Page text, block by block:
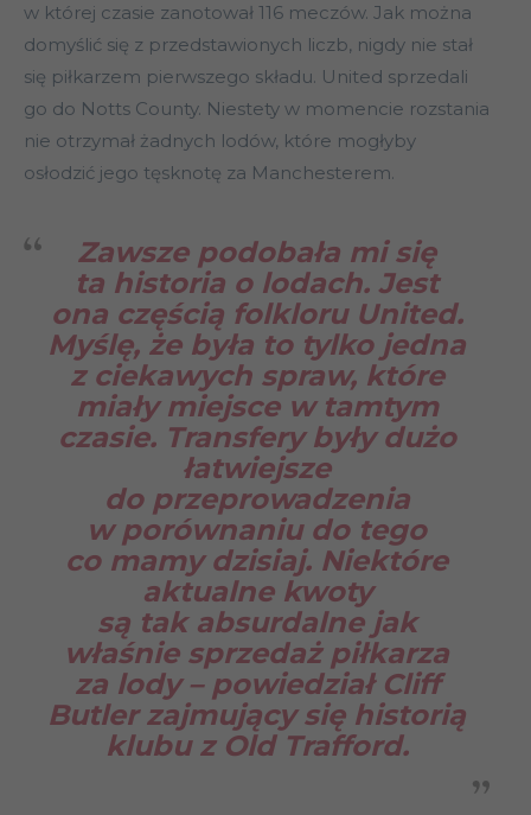
w której czasie zanotował 116 meczów. Jak można
domyślić się z przedstawionych liczb, nigdy nie stał
się piłkarzem pierwszego składu. United sprzedali
go do Notts County. Niestety w momencie rozstania
nie otrzymał żadnych lodów, które mogłyby
osłodzić jego tęsknotę za Manchesterem.
Zawsze podobała mi się
ta historia o lodach. Jest
ona częścią folkloru United.
Myślę, że była to tylko jedna
z ciekawych spraw, które
miały miejsce w tamtym
czasie. Transfery były dużo
łatwiejsze
do przeprowadzenia
w porównaniu do tego
co mamy dzisiaj. Niektóre
aktualne kwoty
są tak absurdalne jak
właśnie sprzedaż piłkarza
za lody – powiedział Cliff
Butler zajmujący się historią
klubu z Old Trafford.